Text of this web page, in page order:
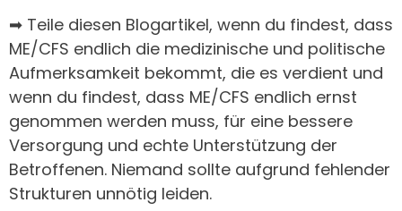
➡ Teile diesen Blogartikel, wenn du findest, dass
ME/CFS endlich die medizinische und politische
Aufmerksamkeit bekommt, die es verdient und
wenn du findest, dass ME/CFS endlich ernst
genommen werden muss, für eine bessere
Versorgung und echte Unterstützung der
Betroffenen. Niemand sollte aufgrund fehlender
Strukturen unnötig leiden.